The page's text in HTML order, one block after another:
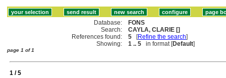
Database:
FONS
Search:
CAYLA, CLARIE []
References found:
5 [Refine the search]
Showing:
1 .. 5 in format [Default]
page 1 of 1
1 / 5